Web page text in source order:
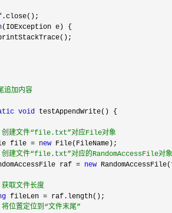
void
创建文件“file.txt”对应File对象
file =
new
创建文件“file.txt”对应的RandomAccessFile对象
raf =
new
获取文件长度
fileLen =
将位置定位到“文件末尾”